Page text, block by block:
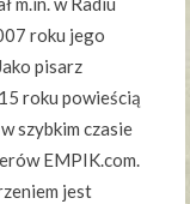
roku jego
pisarz
roku powieścią
szybkim czasie
EMPIK.com.
jest